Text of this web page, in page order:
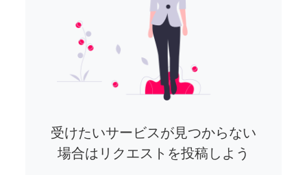
受けたいサービスが見つからない
場合はリクエストを投稿しよう